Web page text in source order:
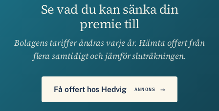
Se vad du kan sänka din
premie till
Bolagens tariffer ändras varje år. Hämta offert från
flera samtidigt och jämför sluträkningen.
Få offert hos Hedvig ANNONS